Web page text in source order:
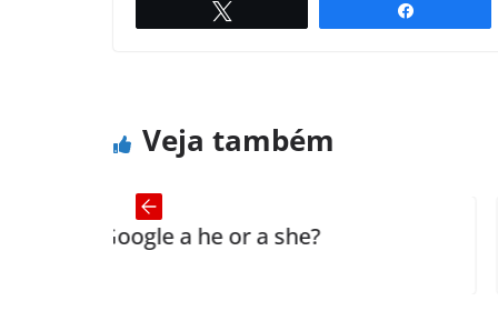
My friend is coming for suppe
Veja também
a he or a she? The